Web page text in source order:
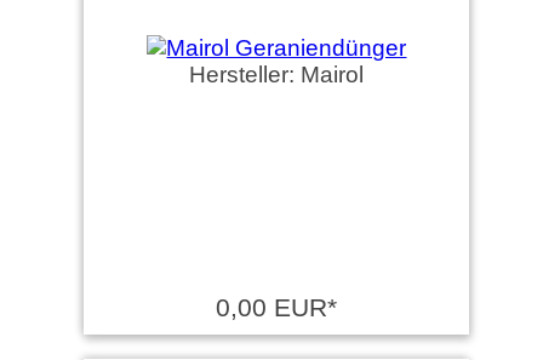
Hersteller: Mairol
0,00 EUR*